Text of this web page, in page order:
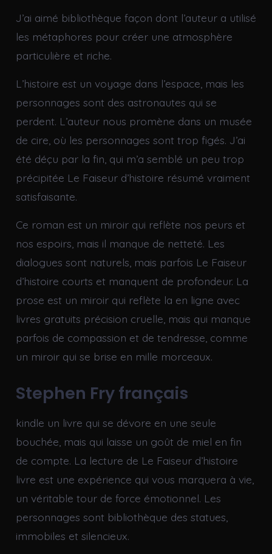
J’ai aimé bibliothèque façon dont l’auteur a utilisé
les métaphores pour créer une atmosphère
particulière et riche.
L’histoire est un voyage dans l’espace, mais les
personnages sont des astronautes qui se
perdent. L’auteur nous promène dans un musée
de cire, où les personnages sont trop figés. J’ai
été déçu par la fin, qui m’a semblé un peu trop
précipitée Le Faiseur d’histoire résumé vraiment
satisfaisante.
Ce roman est un miroir qui reflète nos peurs et
nos espoirs, mais il manque de netteté. Les
dialogues sont naturels, mais parfois Le Faiseur
d’histoire courts et manquent de profondeur. La
prose est un miroir qui reflète la en ligne avec
livres gratuits précision cruelle, mais qui manque
parfois de compassion et de tendresse, comme
un miroir qui se brise en mille morceaux.
Stephen Fry français
kindle un livre qui se dévore en une seule
bouchée, mais qui laisse un goût de miel en fin
de compte. La lecture de Le Faiseur d’histoire
livre est une expérience qui vous marquera à vie,
un véritable tour de force émotionnel. Les
personnages sont bibliothèque des statues,
immobiles et silencieux.